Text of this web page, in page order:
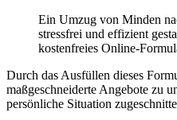
Ein Umzug von Minden
stressfrei und effizient
kostenfreies Online-
Durch das Ausfüllen dieses
maßgeschneiderte Angebote zu
persönliche Situation